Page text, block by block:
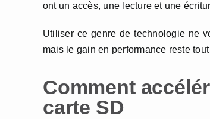
ont un accès, une lecture et une
Utiliser ce genre de technologie ne
mais le gain en performance reste
Comment
carte SD